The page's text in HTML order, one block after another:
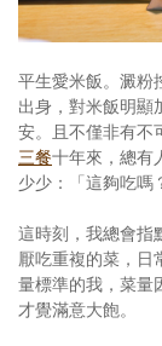
影音區
創意出版服務
歷史區
關於Yilan
個人著作
活動實況記錄
媒體報導一覽
平生愛米飯。澱粉
出身，對米飯明顯
安。且不僅非有
三餐十年來，總有
少少：「這夠吃嗎
這時刻，我總會
厭吃重複的菜，日
量標準的我，菜量
才覺滿意大飽。